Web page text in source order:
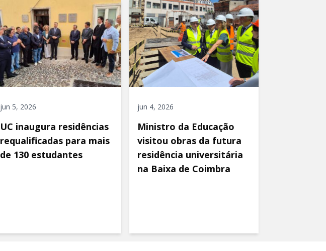
jun 5, 2026
UC inaugura residências
requalificadas para mais
de 130 estudantes
jun 4, 2026
Ministro da Educação
visitou obras da futura
residência universitária
na Baixa de Coimbra